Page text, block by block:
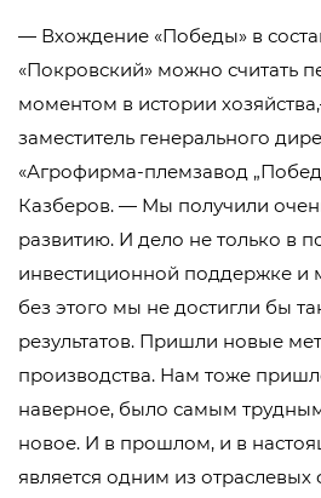
— Вхождение «Победы» в
«Покровский» можно считать
моментом в истории
заместитель генерального
«Агрофирма-племзавод
Казберов. — Мы получили
развитию. И дело не только в
инвестиционной поддержке и
без этого мы не достигли бы
результатов. Пришли новые
производства. Нам тоже
наверное, было самым
новое. И в прошлом, и в
является одним из